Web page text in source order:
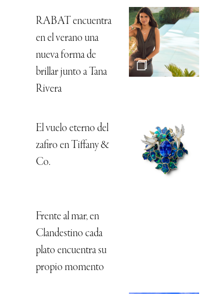
RABAT encuentra
en el verano una
nueva forma de
brillar junto a Tana
Rivera
El vuelo eterno del
zafiro en Tiffany &
Co.
Frente al mar, en
Clandestino cada
plato encuentra su
propio momento